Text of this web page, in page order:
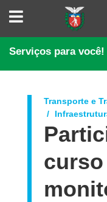
SERVIÇOS
DADOS
Serviços para você!
Transporte e
curso